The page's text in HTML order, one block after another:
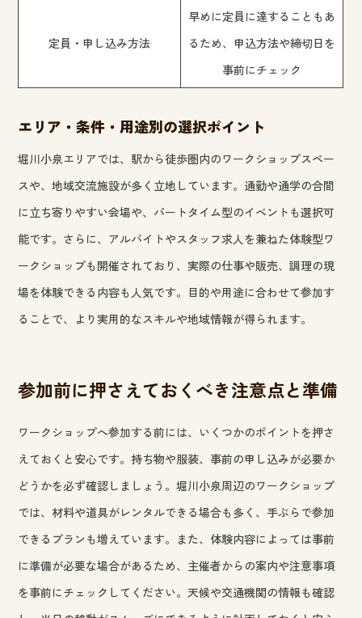
定員・申し込み方法
早めに定員に達することもあ
るため、申込方法や締切日を
事前にチェック
エリア・条件・用途別の選択ポイント
堀川小泉エリアでは、駅から徒歩圏内のワークショップスペー
スや、地域交流施設が多く立地しています。通勤や通学の合間
に立ち寄りやすい会場や、パートタイム型のイベントも選択可
能です。さらに、アルバイトやスタッフ求人を兼ねた体験型ワ
ークショップも開催されており、実際の仕事や販売、調理の現
場を体験できる内容も人気です。目的や用途に合わせて参加す
ることで、より実用的なスキルや地域情報が得られます。
参加前に押さえておくべき注意点と準備
ワークショップへ参加する前には、いくつかのポイントを押さ
えておくと安心です。持ち物や服装、事前の申し込みが必要か
どうかを必ず確認しましょう。堀川小泉周辺のワークショップ
では、材料や道具がレンタルできる場合も多く、手ぶらで参加
できるプランも増えています。また、体験内容によっては事前
に準備が必要な場合があるため、主催者からの案内や注意事項
を事前にチェックしてください。天候や交通機関の情報も確認